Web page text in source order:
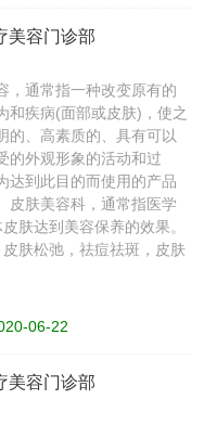
美容门诊部
，通常指一种改变原有的
和疾病(面部或皮肤)，使之
的、高素质的、具有可以
的外观形象的活动和过
达到此目的而使用的产品
皮肤美容科，通常指医学
肤达到美容保养的效果。
肤松弛，祛痘祛斑，皮肤
06-22
美容门诊部